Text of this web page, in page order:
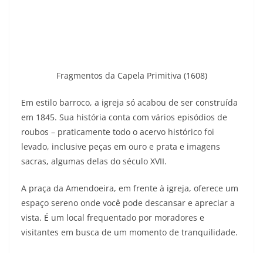
Fragmentos da Capela Primitiva (1608)
Em estilo barroco, a igreja só acabou de ser construída
em 1845. Sua história conta com vários episódios de
roubos – praticamente todo o acervo histórico foi
levado, inclusive peças em ouro e prata e imagens
sacras, algumas delas do século XVII.
A praça da Amendoeira, em frente à igreja, oferece um
espaço sereno onde você pode descansar e apreciar a
vista. É um local frequentado por moradores e
visitantes em busca de um momento de tranquilidade.